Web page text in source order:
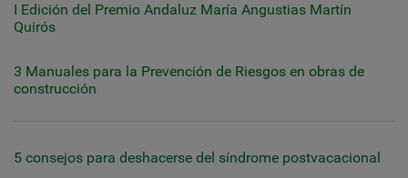
I Edición del Premio Andaluz María Angustias Martín
Quirós
3 Manuales para la Prevención de Riesgos en obras de
construcción
5 consejos para deshacerse del síndrome postvacacional